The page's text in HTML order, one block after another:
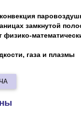
замкнутой
физико-
газа и плазмы